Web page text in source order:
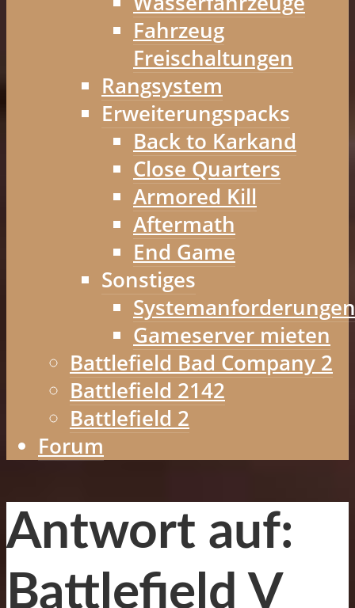
Fahrzeug
Freischaltungen
Rangsystem
Erweiterungspacks
Back to Karkand
Close Quarters
Armored Kill
Aftermath
End Game
Sonstiges
Systemanforderungen
Gameserver mieten
Battlefield Bad Company 2
Battlefield 2142
Battlefield 2
Forum
Antwort auf:
Battlefield V